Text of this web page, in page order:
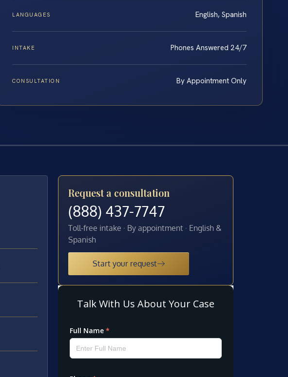
LANGUAGES English, Spanish
INTAKE Phones Answered 24/7
CONSULTATION By Appointment Only
Request a consultation
(888) 437-7747
Toll-free intake · By appointment · English &
Spanish
Start your request